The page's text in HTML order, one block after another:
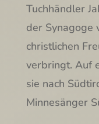
Tuchhändler
der Synagoge
christlichen
verbringt. Auf
sie nach
Minnesänger